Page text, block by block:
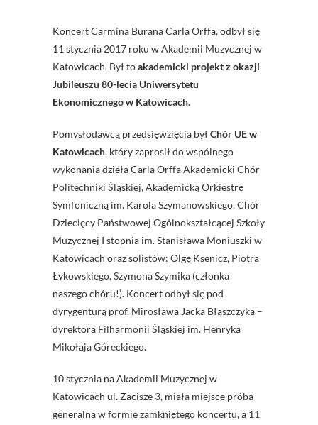
Koncert Carmina Burana Carla Orffa, odbył się
11 stycznia 2017 roku w Akademii Muzycznej w
Katowicach. Był toakademicki projekt z okazji
Jubileuszu 80-lecia Uniwersytetu
Ekonomicznego w Katowicach.
Pomysłodawcą przedsięwzięcia był Chór UE w
Katowicach, który zaprosił do wspólnego
wykonania dzieła Carla Orffa Akademicki Chór
Politechniki Śląskiej, Akademicką Orkiestrę
Symfoniczną im. Karola Szymanowskiego, Chór
Dziecięcy Państwowej Ogólnokształcącej Szkoły
Muzycznej I stopnia im. Stanisława Moniuszki w
Katowicach oraz solistów: Olgę Ksenicz, Piotra
Łykowskiego, Szymona Szymika (członka
naszego chóru!). Koncert odbył się pod
dyrygenturą prof. Mirosława Jacka Błaszczyka –
dyrektora Filharmonii Śląskiej im. Henryka
Mikołaja Góreckiego.
10 stycznia na Akademii Muzycznej w
Katowicach ul. Zacisze 3, miała miejsce próba
generalna w formie zamkniętego koncertu, a 11